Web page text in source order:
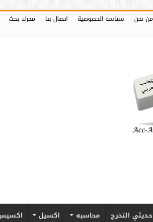
من نحن سياسه الخصوصية اتصال بنا محرك بحث
حديثي التخرج محاسبه اكسيل